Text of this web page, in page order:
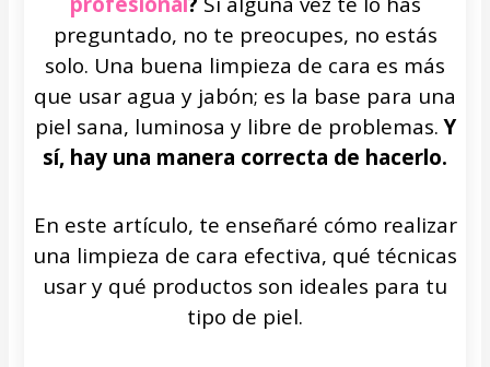
preguntado, no te preocupes, no estás
solo. Una buena limpieza de cara es más
que usar agua y jabón; es la base para una
piel sana, luminosa y libre de problemas.Y
sí, hay una manera correcta de hacerlo.
En este artículo, te enseñaré cómo realizar
una limpieza de cara efectiva, qué técnicas
usar y qué productos son ideales para tu
tipo de piel.